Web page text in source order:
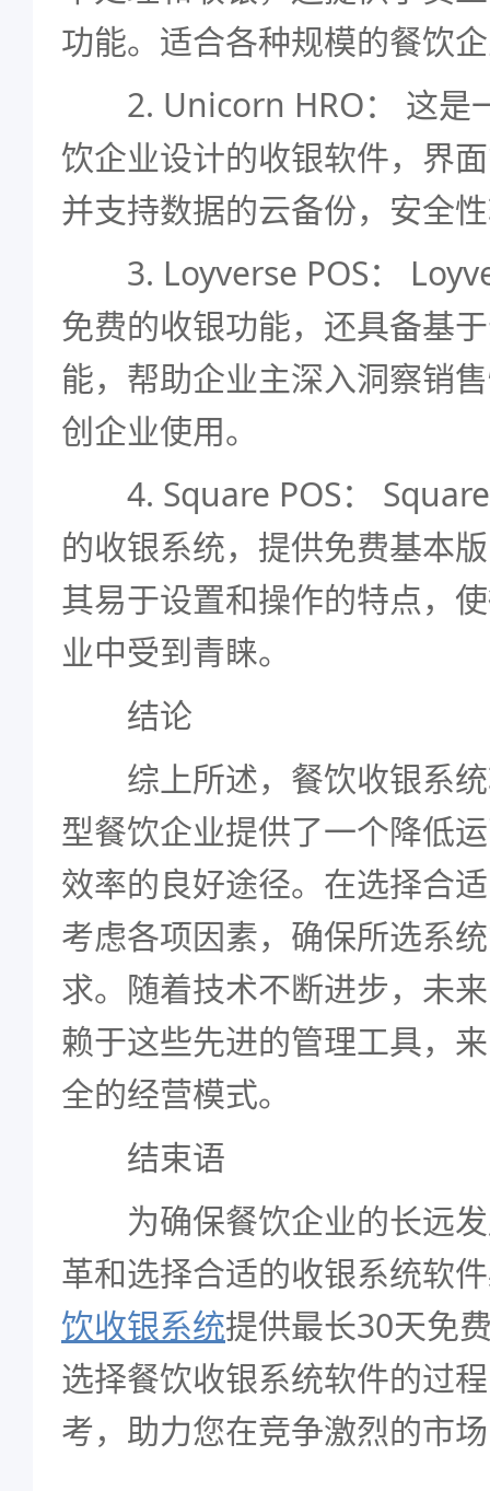
功能。适合各种规模的餐饮
2. Unicorn HRO： 这是
饮企业设计的收银软件，界
并支持数据的云备份，安全
3. Loyverse POS：
免费的收银功能，还具备基
能，帮助企业主深入洞察销
创企业使用。
4. Square POS： Square
的收银系统，提供免费基本
其易于设置和操作的特点，
业中受到青睐。
结论
综上所述，餐饮收银系统
型餐饮企业提供了一个降低
效率的良好途径。在选择合
考虑各项因素，确保所选系
求。随着技术不断进步，未
赖于这些先进的管理工具，
全的经营模式。
结束语
为确保餐饮企业的长远发
革和选择合适的收银系统软
饮收银系统提供最长30天免
选择餐饮收银系统软件的过
考，助力您在竞争激烈的市